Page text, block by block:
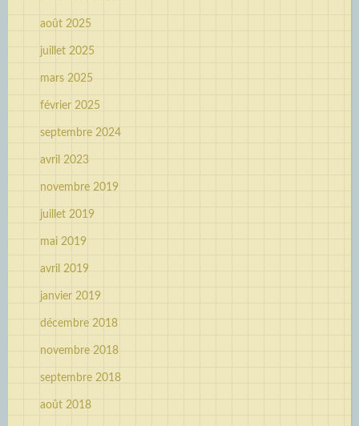
août 2025
juillet 2025
mars 2025
février 2025
septembre 2024
avril 2023
novembre 2019
juillet 2019
mai 2019
avril 2019
janvier 2019
décembre 2018
novembre 2018
septembre 2018
août 2018